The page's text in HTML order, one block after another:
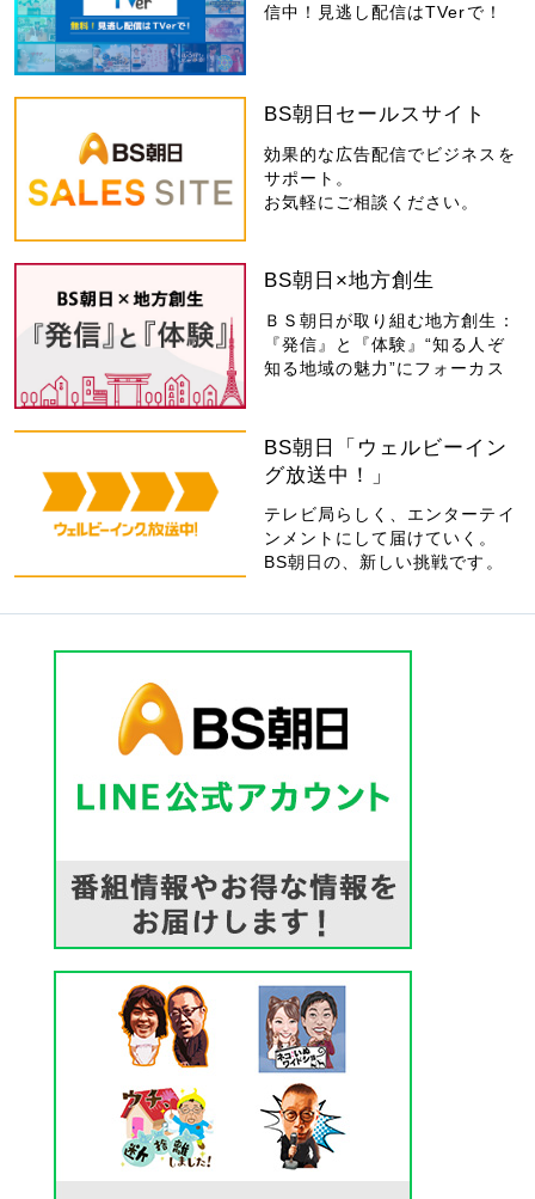
信中！見逃し配信はTVerで！
BS朝日セールスサイト
効果的な広告配信でビジネスを
サポート。
お気軽にご相談ください。
BS朝日×地方創生
ＢＳ朝日が取り組む地方創生：
『発信』と『体験』“知る人ぞ
知る地域の魅力”にフォーカス
BS朝日「ウェルビーイン
グ放送中！」
テレビ局らしく、エンターテイ
ンメントにして届けていく。
BS朝日の、新しい挑戦です。